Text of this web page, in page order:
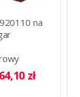
na
cm
zł